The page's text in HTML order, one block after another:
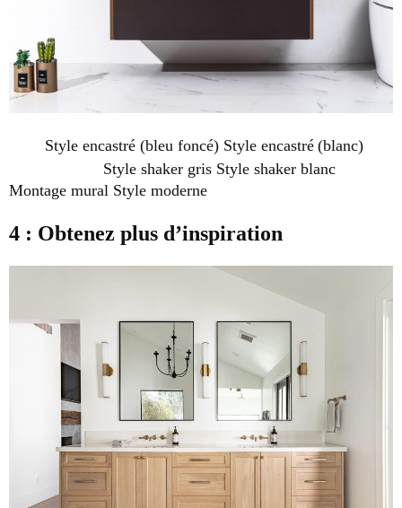
Style encastré (bleu foncé) Style encastré (blanc)
Style shaker gris Style shaker blanc
Montage mural Style moderne
4 : Obtenez plus d’inspiration